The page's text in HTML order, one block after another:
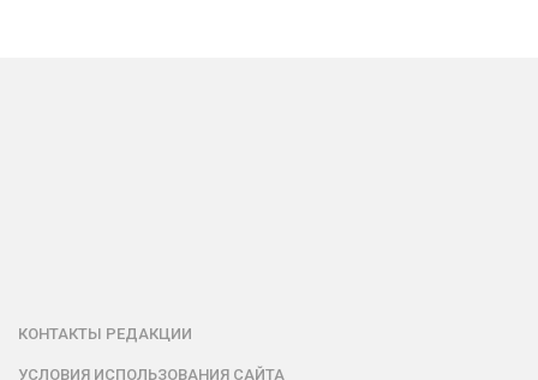
КОНТАКТЫ РЕДАКЦИИ
УСЛОВИЯ ИСПОЛЬЗОВАНИЯ САЙТА